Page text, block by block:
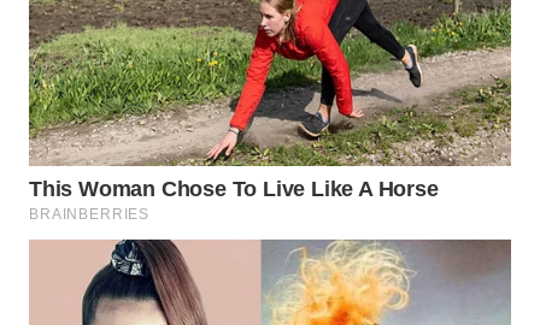
WN
SOLO
WN
BOROBUDUR
WN
MADURA
WN